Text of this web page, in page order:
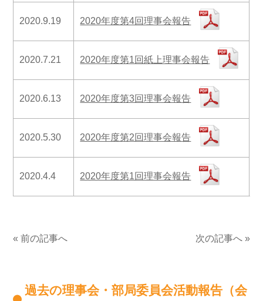
2020.9.19 2020年度第4回理事会報告
2020.7.21 2020年度第1回紙上理事会報告
2020.6.13 2020年度第3回理事会報告
2020.5.30 2020年度第2回理事会報告
2020.4.4 2020年度第1回理事会報告
« 前の記事へ 次の記事へ »
過去の理事会・部局委員会活動報告（会